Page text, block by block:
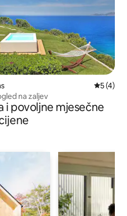
5 (4)
pogled na zaljev
i povoljne mjesečne